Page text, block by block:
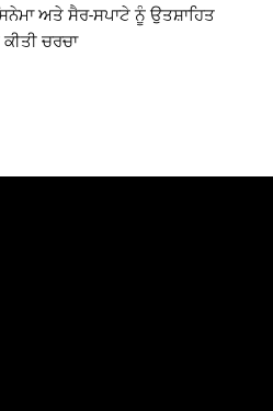
ਅਤੇ ਸੈਰ-ਸਪਾਟੇ ਨੂੰ ਉਤਸ਼ਾਹਿਤ
ਚਰਚਾ